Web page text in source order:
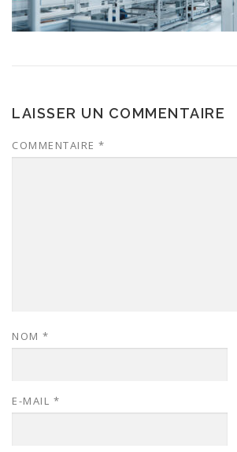
LAISSER UN COMMENTAIRE
COMMENTAIRE *
NOM *
E-MAIL *